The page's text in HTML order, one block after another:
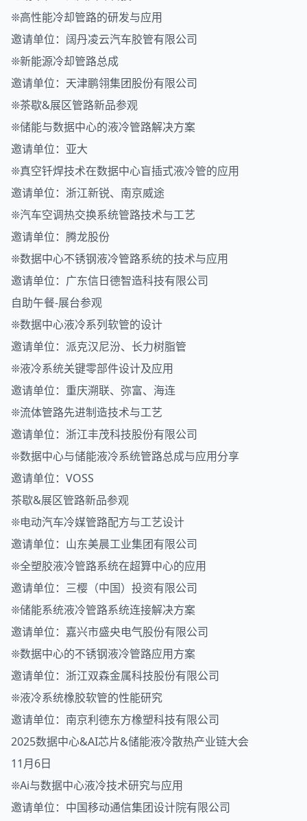
❊高性能冷却管路的研发与应用
邀请单位：阔丹凌云汽车胶管有限公司
❊新能源冷却管路总成
邀请单位：天津鹏翎集团股份有限公司
❊茶歇&展区管路新品参观
❊储能与数据中心的液冷管路解决方案
邀请单位：亚大
❊真空钎焊技术在数据中心盲插式液冷管的应用
邀请单位：浙江新锐、南京威途
❊汽车空调热交换系统管路技术与工艺
邀请单位：腾龙股份
❊数据中心不锈钢液冷管路系统的技术与应用
邀请单位：广东信日德智造科技有限公司
自助午餐-展台参观
❊数据中心液冷系列软管的设计
邀请单位：派克汉尼汾、长力树脂管
❊液冷系统关键零部件设计及应用
邀请单位：重庆溯联、弥富、海连
❊流体管路先进制造技术与工艺
邀请单位：浙江丰茂科技股份有限公司
❊数据中心与储能液冷系统管路总成与应用分享
邀请单位：VOSS
茶歇&展区管路新品参观
❊电动汽车冷媒管路配方与工艺设计
邀请单位：山东美晨工业集团有限公司
❊全塑胶液冷管路系统在超算中心的应用
邀请单位：三樱（中国）投资有限公司
❊储能系统液冷管路系统连接解决方案
邀请单位：嘉兴市盛央电气股份有限公司
❊数据中心的不锈钢液冷管路应用方案
邀请单位：浙江双森金属科技股份有限公司
❊液冷系统橡胶软管的性能研究
邀请单位：南京利德东方橡塑科技有限公司
2025数据中心&AI芯片&储能液冷散热产业链大会
11月6日
❊Ai与数据中心液冷技术研究与应用
邀请单位：中国移动通信集团设计院有限公司